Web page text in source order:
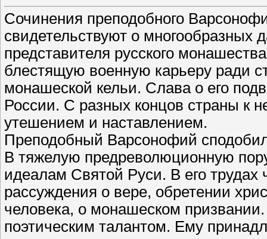
Сочинения преподобного
свидетельствуют о многообразных
представителя русского
блестящую военную карьеру ради
монашеской кельи. Слава о его
России. С разных концов страны к
утешением и наставлением.
Преподобный Варсонофий
В тяжелую предреволюционную
идеалам Святой Руси. В его трудах
рассуждения о вере, обретении
человека, о монашеском
поэтическим талантом. Ему